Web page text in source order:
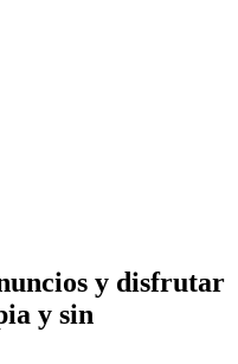
y disfrutar
y sin